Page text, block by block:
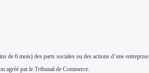
de 6 mois) des parts sociales ou des actions d’une entreprise,
agréé par le Tribunal de Commerce.